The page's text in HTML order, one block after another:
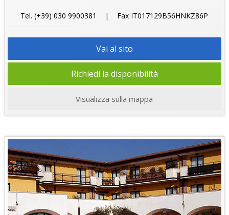
Tel. (+39) 030 9900381 | Fax IT017129B56HNKZ86P
Vai al sito
Richiedi la disponibilità
Visualizza sulla mappa